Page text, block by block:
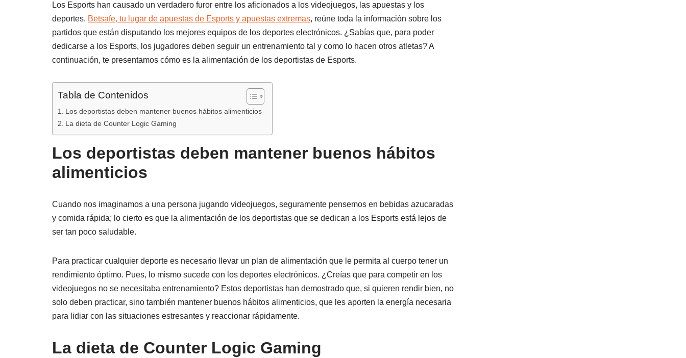
c
e
b
o
o
k
at
s
A
p
p
m
p
ar
tir
Los Esports han causado un verdadero furor entre los aficionados a los videojuegos, las apuestas y los
deportes. Betsafe, tu lugar de apuestas de Esports y apuestas extremas, reúne toda la información sobre los
partidos que están disputando los mejores equipos de los deportes electrónicos. ¿Sabías que, para poder
dedicarse a los Esports, los jugadores deben seguir un entrenamiento tal y como lo hacen otros atletas? A
continuación, te presentamos cómo es la alimentación de los deportistas de Esports.
Tabla de Contenidos
Los deportistas deben mantener buenos hábitos alimenticios
La dieta de Counter Logic Gaming
Los deportistas deben mantener buenos hábitos
alimenticios
Cuando nos imaginamos a una persona jugando videojuegos, seguramente pensemos en bebidas azucaradas
y comida rápida; lo cierto es que la alimentación de los deportistas que se dedican a los Esports está lejos de
ser tan poco saludable.
Para practicar cualquier deporte es necesario llevar un plan de alimentación que le permita al cuerpo tener un
rendimiento óptimo. Pues, lo mismo sucede con los deportes electrónicos. ¿Creías que para competir en los
videojuegos no se necesitaba entrenamiento? Estos deportistas han demostrado que, si quieren rendir bien, no
solo deben practicar, sino también mantener buenos hábitos alimenticios, que les aporten la energía necesaria
para lidiar con las situaciones estresantes y reaccionar rápidamente.
La dieta de Counter Logic Gaming